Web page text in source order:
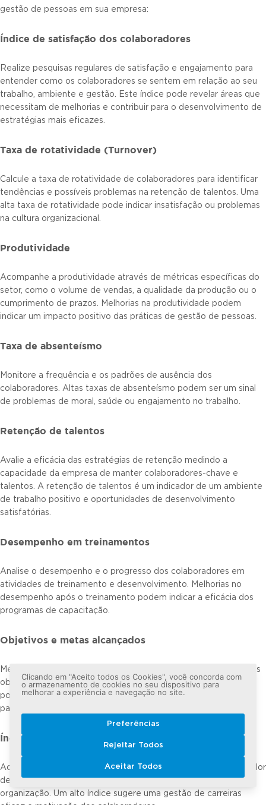
gestão de pessoas em sua empresa:
Índice de satisfação dos colaboradores
Realize pesquisas regulares de satisfação e engajamento para
entender como os colaboradores se sentem em relação ao seu
trabalho, ambiente e gestão. Este índice pode revelar áreas que
necessitam de melhorias e contribuir para o desenvolvimento de
estratégias mais eficazes.
Taxa de rotatividade (Turnover)
Calcule a taxa de rotatividade de colaboradores para identificar
tendências e possíveis problemas na retenção de talentos. Uma
alta taxa de rotatividade pode indicar insatisfação ou problemas
na cultura organizacional.
Produtividade
Acompanhe a produtividade através de métricas específicas do
setor, como o volume de vendas, a qualidade da produção ou o
cumprimento de prazos. Melhorias na produtividade podem
indicar um impacto positivo das práticas de gestão de pessoas.
Taxa de absenteísmo
Monitore a frequência e os padrões de ausência dos
colaboradores. Altas taxas de absenteísmo podem ser um sinal
de problemas de moral, saúde ou engajamento no trabalho.
Retenção de talentos
Avalie a eficácia das estratégias de retenção medindo a
capacidade da empresa de manter colaboradores-chave e
talentos. A retenção de talentos é um indicador de um ambiente
de trabalho positivo e oportunidades de desenvolvimento
satisfatórias.
Desempenho em treinamentos
Analise o desempenho e o progresso dos colaboradores em
atividades de treinamento e desenvolvimento. Melhorias no
desempenho após o treinamento podem indicar a eficácia dos
programas de capacitação.
Objetivos e metas alcançados
Meça o quanto os colaboradores e equipes estão alcançando os
objetivos e metas estabelecidos. O alcance desses propósitos
pode demonstrar o alinhamento e a contribuição das pessoas
para os resultados da empresa.
Índice de promoções internas
Acompanhe o número de promoções internas como um indicador
de desenvolvimento e aproveitamento de talentos dentro da
organização. Um alto índice sugere uma gestão de carreiras
Clicando em "Aceito todos os Cookies", você concorda com
o armazenamento de cookies no seu dispositivo para
melhorar a experiência e navegação no site.
Preferências
Rejeitar Todos
Aceitar Todos